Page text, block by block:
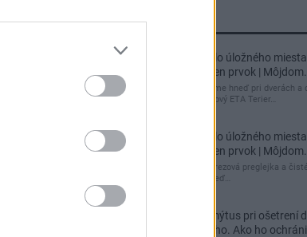
Re: Takto sa rieši málo úložného
tomto byte stačil jeden prvok |
My napríklad labky utierame hneď pri dverách a
pred dvere používame tyčový ETA Terier…
Re: Takto sa rieši málo úložného
tomto byte stačil jeden prvok |
Dizajn je to nádherný, tá brezová preglejka a
vyzerajú super. Ale vždy, keď…
Re: Toto je najväčší mýtus pri ošetrení
a môže vás vyjsť draho. Ako ho